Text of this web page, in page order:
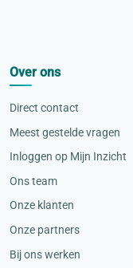
Over ons
Direct contact
Meest gestelde vragen
Inloggen op Mijn Inzicht
Ons team
Onze klanten
Onze partners
Bij ons werken